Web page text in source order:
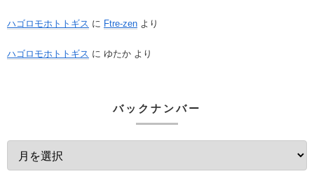
ハゴロモホトトギス に Ftre-zen より
ハゴロモホトトギス に ゆたか より
バックナンバー